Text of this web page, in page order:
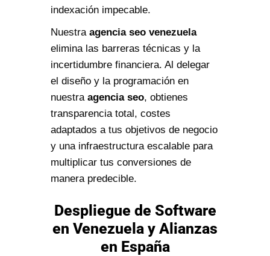
indexación impecable.
Nuestra agencia seo venezuela
elimina las barreras técnicas y la
incertidumbre financiera. Al delegar
el diseño y la programación en
nuestra agencia seo, obtienes
transparencia total, costes
adaptados a tus objetivos de negocio
y una infraestructura escalable para
multiplicar tus conversiones de
manera predecible.
Despliegue de Software
en Venezuela y Alianzas
en España